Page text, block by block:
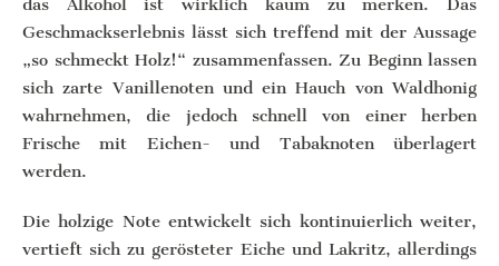
das Alkohol ist wirklich kaum zu merken. Das
Geschmackserlebnis lässt sich treffend mit der Aussage
„so schmeckt Holz!“ zusammenfassen. Zu Beginn lassen
sich zarte Vanillenoten und ein Hauch von Waldhonig
wahrnehmen, die jedoch schnell von einer herben
Frische mit Eichen- und Tabaknoten überlagert
werden.
Die holzige Note entwickelt sich kontinuierlich weiter,
vertieft sich zu gerösteter Eiche und Lakritz, allerdings